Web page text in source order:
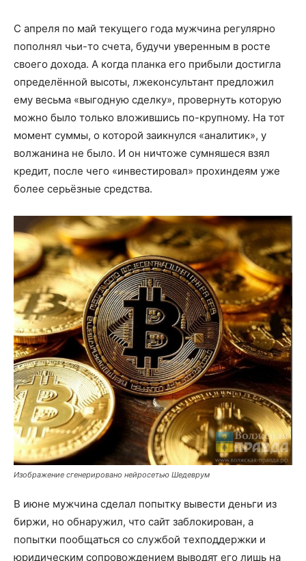
С апреля по май текущего года мужчина регулярно
пополнял чьи-то счета, будучи уверенным в росте
своего дохода. А когда планка его прибыли достигла
определённой высоты, лжеконсультант предложил
ему весьма «выгодную сделку», провернуть которую
можно было только вложившись по-крупному. На тот
момент суммы, о которой заикнулся «аналитик», у
волжанина не было. И он ничтоже сумняшеся взял
кредит, после чего «инвестировал» прохиндеям уже
более серьёзные средства.
Изображение сгенерировано нейросетью Шедеврум
В июне мужчина сделал попытку вывести деньги из
биржи, но обнаружил, что сайт заблокирован, а
попытки пообщаться со службой техподдержки и
юридическим сопровождением выводят его лишь на